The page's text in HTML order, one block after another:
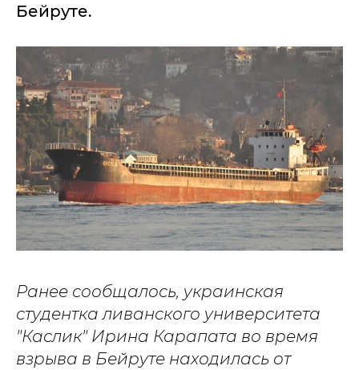
Бейруте.
Ранее сообщалось, украинская
студентка ливанского университета
"Каслик" Ирина Карапата во время
взрыва в Бейруте находилась от